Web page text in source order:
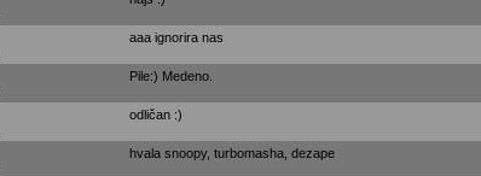
aaa ignorira nas
Pile:) Medeno.
odličan :)
hvala snoopy, turbomasha, dezape